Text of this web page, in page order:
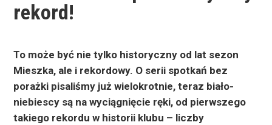
rekord!
To może być nie tylko historyczny od lat sezon
Mieszka, ale i rekordowy. O serii spotkań bez
porażki pisaliśmy już wielokrotnie, teraz biało-
niebiescy są na wyciągnięcie ręki, od pierwszego
takiego rekordu w historii klubu – liczby